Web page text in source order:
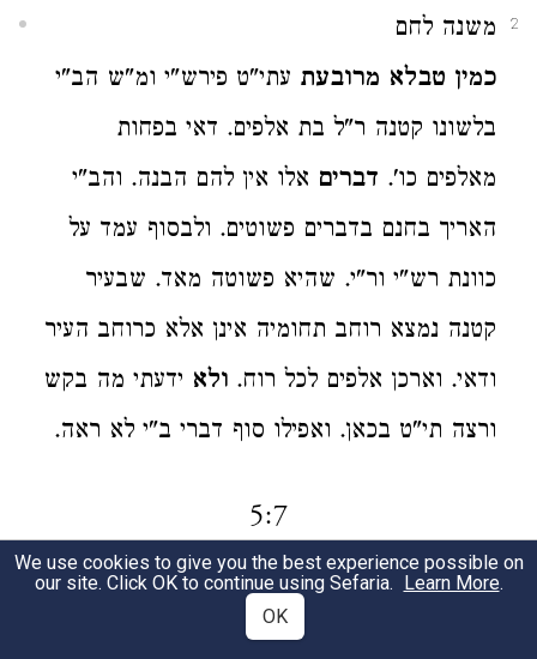
2
משנה לחם
כמין טבלא מרובעת עתי"ט פירש"י ומ"ש הב"י
בלשונו קטנה ר"ל בת אלפים. דאי בפחות
מאלפים כו'. דברים אלו אין להם הבנה. והב"י
האריך בחנם בדברים פשוטים. ולבסוף עמד על
כוונת רש"י ור"י. שהיא פשוטה מאד. שבעיר
קטנה נמצא רוחב תחומיה אינן אלא כרוחב העיר
ודאי. וארכן אלפים לכל רוח. ולא ידעתי מה בקש
ורצה תי"ט בכאן. ואפילו סוף דברי ב"י לא ראה.
5:7
משנה לחם
We use cookies to give you the best experience possible on
our site. Click OK to continue using Sefaria. Learn More.
OK